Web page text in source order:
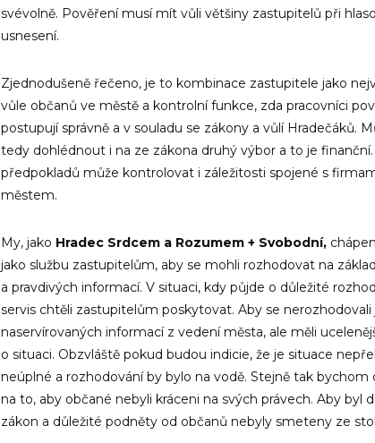
svévolně. Pověření musí mít vůli většiny zastupitelů při
usnesení.
Zjednodušeně řečeno, je to kombinace zastupitele jako
vůle občanů ve městě a kontrolní funkce, zda pracovníci
postupují správně a v souladu se zákony a vůlí Hradečáků.
tedy dohlédnout i na ze zákona druhý výbor a to je
předpokladů může kontrolovat i záležitosti spojené s
městem.
My, jako Hradec Srdcem a Rozumem + Svobodní,
jako službu zastupitelům, aby se mohli rozhodovat na
a pravdivých informací. V situaci, kdy půjde o důležité
servis chtěli zastupitelům poskytovat. Aby se nerozhodovali
naservírovaných informací z vedení města, ale měli
o situaci. Obzvláště pokud budou indicie, že je situace
neúplné a rozhodování by bylo na vodě. Stejně tak
na to, aby občané nebyli kráceni na svých právech. Aby byl
zákon a důležité podněty od občanů nebyly smeteny ze